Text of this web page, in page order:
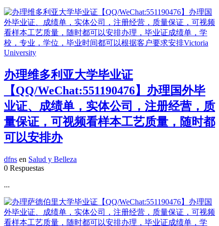
办理维多利亚大学毕业证
【QQ/WeChat:551190476】办理国外毕
业证、成绩单，实体公司，注册经营，质
量保证，可视频看样本工艺质量，随时都
可以安排办
dfns en Salud y Belleza
0 Respuestas
...